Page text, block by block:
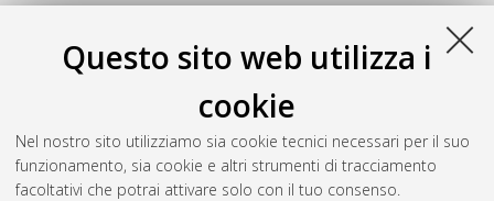
Questo sito web utilizza i
cookie
Nel nostro sito utilizziamo sia cookie tecnici necessari per il suo
funzionamento, sia cookie e altri strumenti di tracciamento
facoltativi che potrai attivare solo con il tuo consenso.